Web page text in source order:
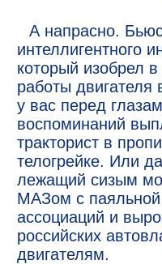
А напрасно.
интеллигентного
который изобрел
работы двигателя
у вас перед
воспоминаний
тракторист в
телогрейке. Или
лежащий сизым
МАЗом с паяльной
ассоциаций и
российских
двигателям.